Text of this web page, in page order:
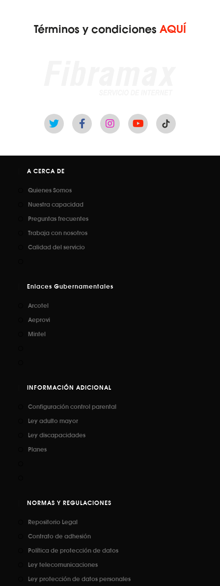
Términos y condiciones AQUÍ
A CERCA DE
Quienes Somos
Nuestra capacidad
Preguntas frecuentes
Trabaja con nosotros
Calidad del servicio
Enlaces Gubernamentales
Arcotel
Aeprovi
Mintel
INFORMACIÓN ADICIONAL
Configuración control parental
Ley adulto mayor
Ley discapacidades
Planes
NORMAS Y REGULACIONES
Repositorio Legal
Contrato de adhesión
Política de protección de datos
Ley telecomunicaciones
Ley protección de datos personales